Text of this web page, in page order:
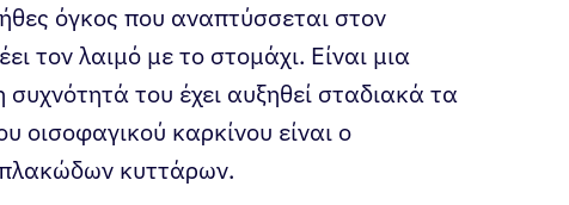
όγκος που αναπτύσσεται στον
τον λαιμό με το στομάχι. Είναι μια
του έχει αυξηθεί σταδιακά τα
οισοφαγικού καρκίνου είναι ο
κυττάρων.